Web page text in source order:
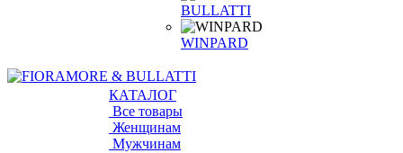
BULLATTI
WINPARD
КАТАЛОГ
Все товары
Женщинам
Мужчинам